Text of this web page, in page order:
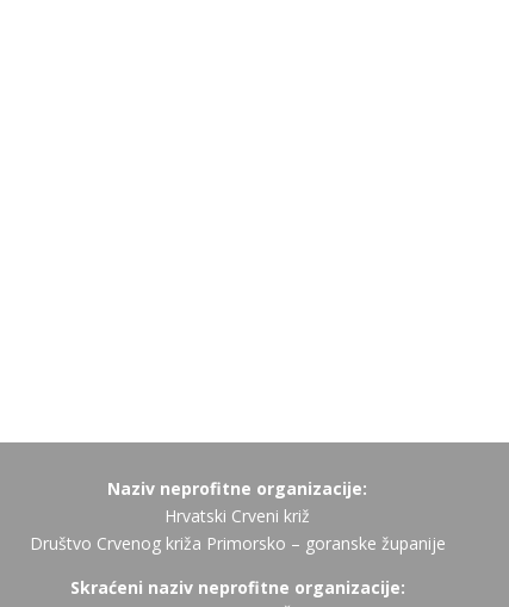
Naziv neprofitne organizacije:
Hrvatski Crveni križ
Društvo Crvenog križa Primorsko – goranske županije
Skraćeni naziv neprofitne organizacije: